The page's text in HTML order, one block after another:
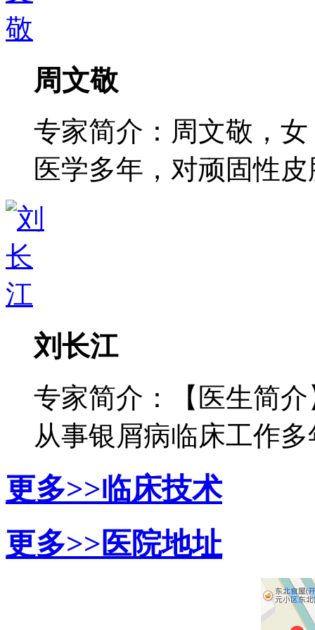
周文敬
专家简介：周文敬，
医学多年，对顽固性皮
刘长江
专家简介：【医生简
从事银屑病临床工作多
更多>>临床技术
更多>>医院地址